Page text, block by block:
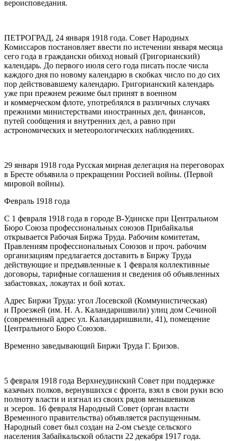
вероисповедания.
ПЕТРОГРАД, 24 января 1918 года. Совет Народных
Комиссаров постановляет ввести по истечении января месяца
сего года в граждански обиход новый (Григорианский)
календарь. До первого июля сего года писать после числа
каждого дня по новому календарю в скобках число по до сих
пор действовавшему календарю. Григорианский календарь
уже при прежнем режиме был принят в военном
и коммерческом флоте, употреблялся в различных случаях
прежними министерствами иностранных дел, финансов,
путей сообщения и внутренних дел, а равно при
астрономических и метеорологических наблюдениях.
29 января 1918 года Русская мирная делегация на переговорах
в Бресте объявила о прекращении Россией войны. (Первой
мировой войны).
Февраль 1918 года
С 1 февраля 1918 года в городе В-Удинске при Центральном
Бюро Союза профессиональных союзов Прибайкалья
открывается Рабочая Биржа Труда. Рабочим комитетам,
Правлениям профессиональных Союзов и проч. рабочим
организациям предлагается доставить в Биржу Труда
действующие и предъявленные к 1 февраля коллективные
договоры, тарифные соглашения и сведения об объявленных
забастовках, локаутах и бой котах.
Адрес Биржи Труда: угол Лосевской (Коммунистическая)
и Проезжей (им. Н. А. Каландаришвили) улиц дом Сечиной
(современный адрес ул. Каландаришвили, 41), помещение
Центрального Бюро Союзов.
Временно заведывающий Биржи Труда Г. Бризов.
5 февраля 1918 года Верхнеудинский Совет при поддержке
казачьих полков, вернувшихся с фронта, взял в свои руки всю
полноту власти и изгнал из своих рядов меньшевиков
и эсеров. 16 февраля Народный Совет (орган власти
Временного правительства) объявляется распущенным.
Народный совет был создан на 2-ом съезде сельского
населения Забайкальской области 22 декабря 1917 года.